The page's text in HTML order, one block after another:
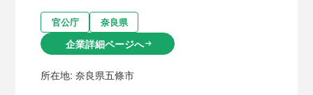
官公庁 奈良県
企業詳細ページへarrow_right_alt
所在地:奈良県五條市